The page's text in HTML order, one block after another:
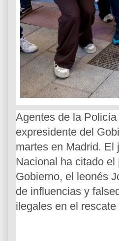
Agentes de la
expresidente del
martes en Madrid. El
Nacional ha citado
Gobierno, el leonés
de influencias y
ilegales en el